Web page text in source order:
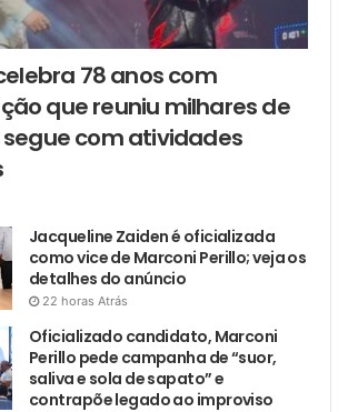
78 anos com
que reuniu milhares de
segue com atividades
Jacqueline Zaiden é oficializada
como vice de Marconi Perillo; veja os
detalhes do anúncio
22 horas Atrás
Oficializado candidato, Marconi
Perillo pede campanha de “suor,
saliva e sola de sapato” e
contrapõe legado ao improviso